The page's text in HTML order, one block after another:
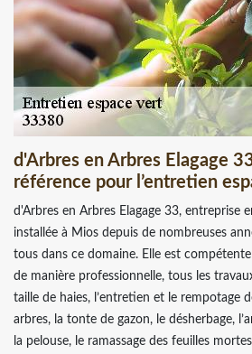
d'Arbres en Arbres Elagage
référence pour l’entretien
d'Arbres en Arbres Elagage 33, entreprise
installée à Mios depuis de nombreuses
tous dans ce domaine. Elle est
de manière professionnelle, tous les
taille de haies, l’entretien et le rempotage
arbres, la tonte de gazon, le désherbage,
la pelouse, le ramassage des feuilles